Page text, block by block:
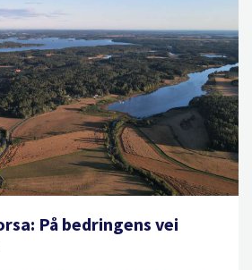
På bedringens vei